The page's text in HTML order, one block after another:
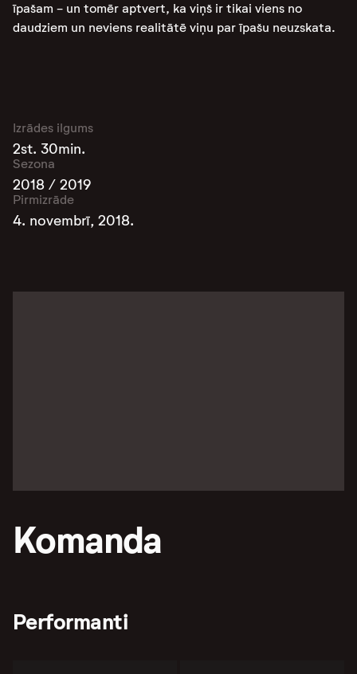
īpašam - un tomēr aptvert, ka viņš ir tikai viens no
daudziem un neviens realitātē viņu par īpašu neuzskata.
Izrādes ilgums
2st. 30min.
Sezona
2018 / 2019
Pirmizrāde
4. novembrī, 2018.
Komanda
Performanti